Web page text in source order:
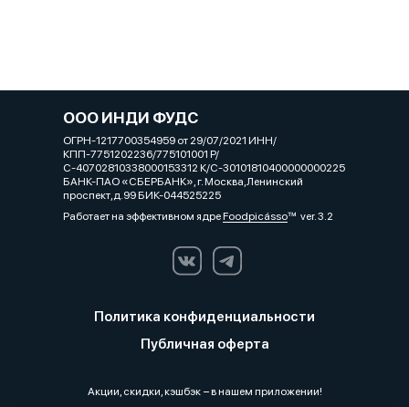
ООО ИНДИ ФУДС
ОГРН-1217700354959 от 29/07/2021 ИНН/
КПП-7751202236/775101001 Р/
С-40702810338000153312 К/С-30101810400000000225
БАНК-ПАО «СБЕРБАНК», г. Москва,Ленинский
проспект,д.99 БИК-044525225
Работает на эффективном ядреFoodpicássover. 3.2
Политика конфиденциальности
Публичная оферта
Акции, скидки, кэшбэк − в нашем приложении!